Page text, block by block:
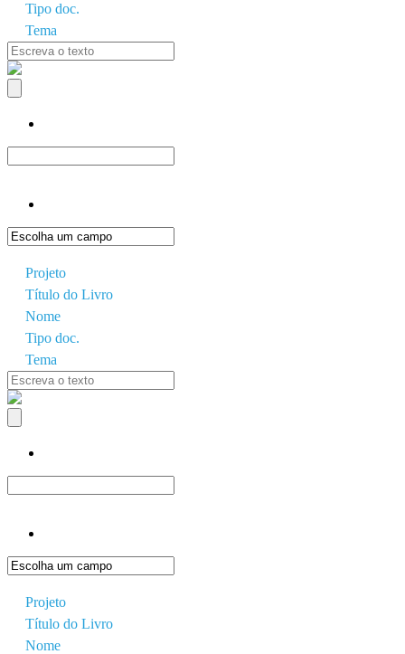
Tipo doc.
Tema
Projeto
Título do Livro
Nome
Tipo doc.
Tema
Projeto
Título do Livro
Nome